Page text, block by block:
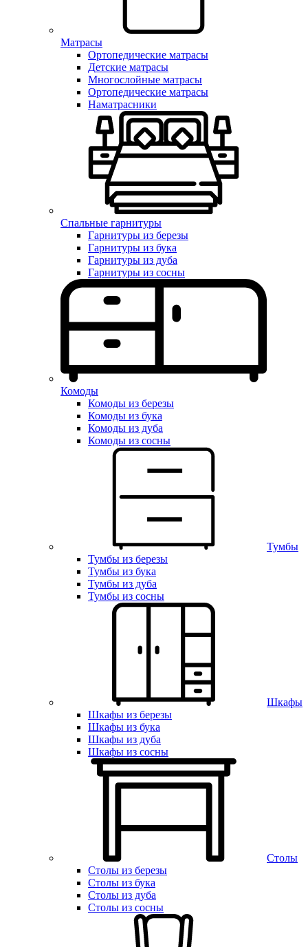
Матрасы
Ортопедические матрасы
Детские матрасы
Многослойные матрасы
Ортопедические матрасы
Наматрасники
Спальные гарнитуры
Гарнитуры из березы
Гарнитуры из бука
Гарнитуры из дуба
Гарнитуры из сосны
Комоды
Комоды из березы
Комоды из бука
Комоды из дуба
Комоды из сосны
Тумбы
Тумбы из березы
Тумбы из бука
Тумбы из дуба
Тумбы из сосны
Шкафы
Шкафы из березы
Шкафы из бука
Шкафы из дуба
Шкафы из сосны
Столы
Столы из березы
Столы из бука
Столы из дуба
Столы из сосны